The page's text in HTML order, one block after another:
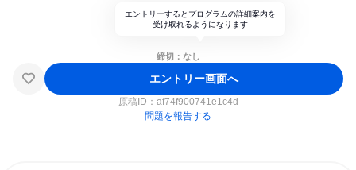
エントリーするとプログラムの詳細案内を
受け取れるようになります
締切：なし
エントリー画面へ
原稿ID： af74f900741e1c4d
問題を報告する